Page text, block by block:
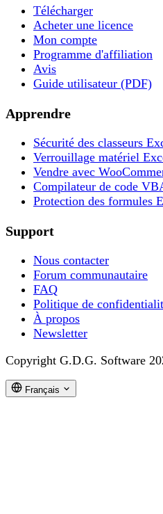
Télécharger
Acheter une licence
Mon compte
Programme d'affiliation
Avis
Guide utilisateur (PDF)
Apprendre
Sécurité des classeurs
Verrouillage matériel
Vendre avec
Compilateur de code
Protection des formules
Support
Nous contacter
Forum communautaire
FAQ
Politique de
À propos
Newsletter
Copyright G.D.G. Software
Français